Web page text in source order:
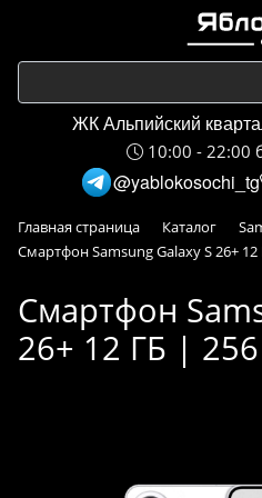
ЖК Альпийский
10:00 - 22:00
@yablokosochi_tg
Главная страница Каталог
Смартфон Samsung Galaxy S 26+
Смартфон
26+ 12 ГБ |